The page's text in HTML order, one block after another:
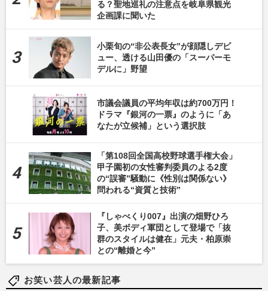
る？聖地巡礼の注意点を岐阜県観光
企画課に聞いた
小栗旬の“非公表長女”が顔隠しデビ
ュー、透ける山田優の「スーパーモ
デルに」野望
市議会議員の平均年収は約700万円！
ドラマ『銀河の一票』のように「あ
なたが立候補」という選択肢
「第108回全国高校野球選手権大会」
甲子園初の女性審判委員のよる2度
の“誤審”騒動に《性別は関係ない》
問われる“資質と技術”
『しゃべくり007』出演の畑野ひろ
子、美ボディ軍団として登場で「抜
群のスタイルは健在」元夫・柏原崇
との“離婚と今”
お笑い芸人の最新記事